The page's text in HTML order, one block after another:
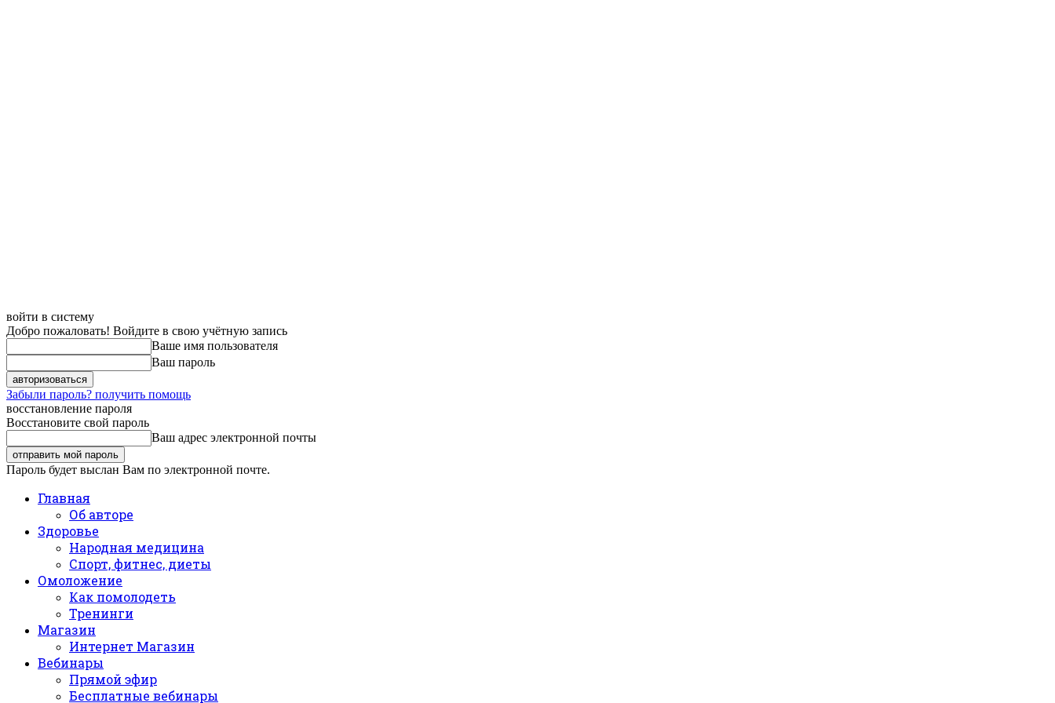
войти в систему
Добро пожаловать! Войдите в свою учётную запись
Ваше имя пользователя
Ваш пароль
Забыли пароль? получить помощь
восстановление пароля
Восстановите свой пароль
Ваш адрес электронной почты
Пароль будет выслан Вам по электронной почте.
Главная
Об авторе
Здоровье
Народная медицина
Спорт, фитнес, диеты
Омоложение
Как помолодеть
Тренинги
Магазин
Интернет Магазин
Вебинары
Прямой эфир
Бесплатные вебинары